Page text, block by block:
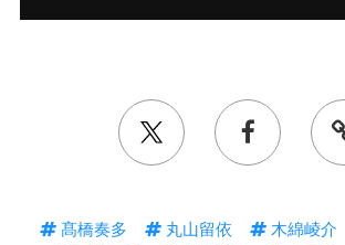
髙橋奏多 丸山留依 木綿崚介